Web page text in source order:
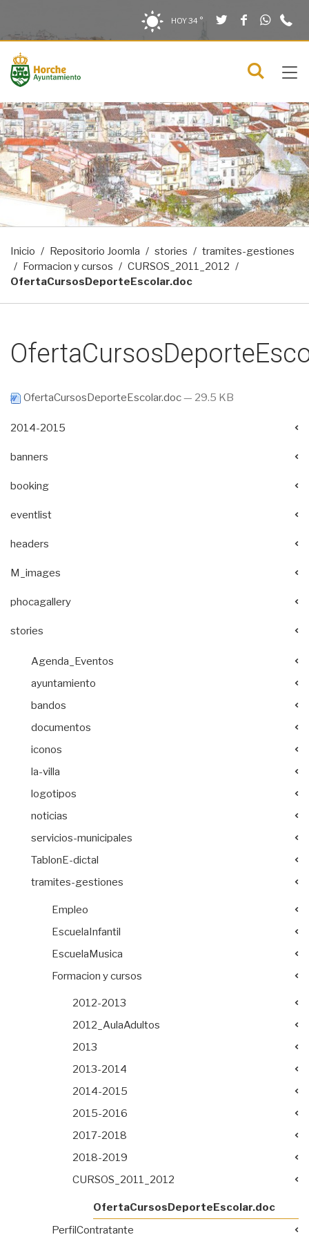
HOY34 ° TwitterFacebook
menú
Inicio Repositorio Joomla stories
tramites-gestiones
Formacion y cursos
CURSOS_2011_2012
OfertaCursosDeporteEscolar.doc
OfertaCursosDeporteEscolar.doc— 29.5 KB
2014-2015
banners
booking
eventlist
headers
M_images
phocagallery
stories
Agenda_Eventos
ayuntamiento
bandos
documentos
iconos
la-villa
logotipos
noticias
servicios-municipales
TablonE-dictal
tramites-gestiones
Empleo
EscuelaInfantil
EscuelaMusica
Formacion y cursos
2012-2013
2012_AulaAdultos
2013
2013-2014
2014-2015
2015-2016
2017-2018
2018-2019
CURSOS_2011_2012
OfertaCursosDeporteEscolar.doc
PerfilContratante